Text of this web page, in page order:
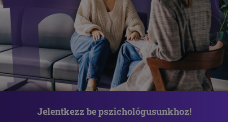
Jelentkezz be pszichológusunkhoz!